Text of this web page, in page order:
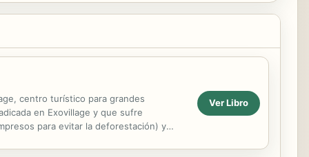
centro turístico para grandes
en Exovillage y que sufre
para evitar la deforestación) y
Ver Libro